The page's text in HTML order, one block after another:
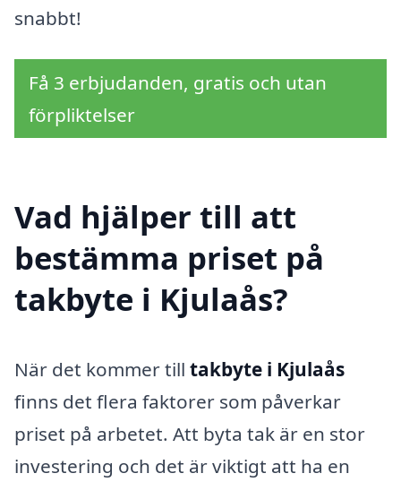
snabbt!
Få 3 erbjudanden, gratis och utan
förpliktelser
Vad hjälper till att
bestämma priset på
takbyte i Kjulaås?
När det kommer till takbyte i Kjulaås
finns det flera faktorer som påverkar
priset på arbetet. Att byta tak är en stor
investering och det är viktigt att ha en